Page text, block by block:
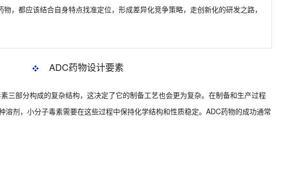
，都应该结合自身特点找准定位，形成差异化竞争策略，走创新化的研发之路，
❖ADC药物设计要素
三部分构成的复杂结构，这决定了它的制备工艺也会更为复杂。在制备和生产过程
溶剂，小分子毒素需要在这些过程中保持化学结构和性质稳定。ADC药物的成功通常